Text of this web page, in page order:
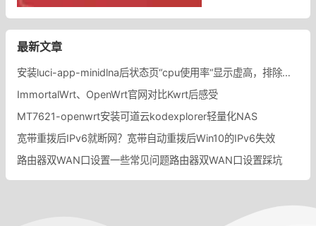
最新文章
安装luci-app-minidlna后状态页“cpu使用率“显示虚高，排除过程记录。
ImmortalWrt、OpenWrt官网对比Kwrt后感受
MT7621-openwrt安装可道云kodexplorer轻量化NAS
宽带重拨后IPv6就断网？宽带自动重拨后Win10的IPv6失效
路由器双WAN口设置一些常见问题路由器双WAN口设置踩坑